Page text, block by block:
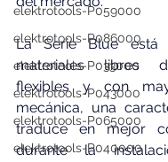
elektrotools-P059000
elektrotools-P086000
elektrotools-P033000
elektrotools-P043000
elektrotools-P065000
elektrotools-P040000
La Serie Blue está
materiales libres
flexibles y con
mecánica, una
traduce en mejor
durante la